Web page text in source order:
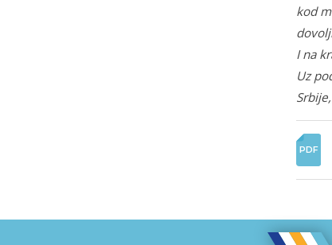
kod
I na
Uz